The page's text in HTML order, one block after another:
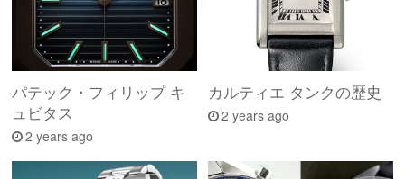
パテック・フィリップ キ
ュビタス
2 years ago
カルティエ タンクの歴史
2 years ago